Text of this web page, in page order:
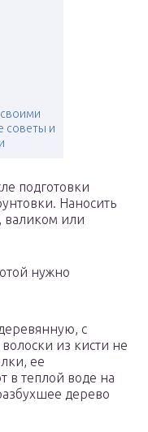
советы и
подготовки
Наносить
валиком или
нужно
с
из кисти не
ее
в теплой воде на
дерево